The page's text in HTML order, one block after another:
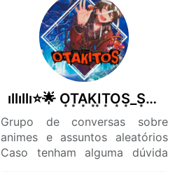
ıllıllı⭐🌟 O͙T͙A͙K͙I͙T͙O͙S͙_S͙E͙Ⓜ️ E͙V͙E͙N͙T͙O͙S͙ 🌟⭐ıllıllı
Grupo de conversas sobre
animes e assuntos aleatórios
Caso tenham alguma dúvida